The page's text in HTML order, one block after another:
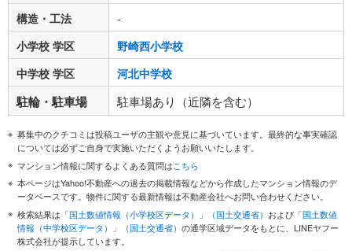
構造・工法
-
小学校 学区
野崎西小学校
中学校 学区
河北中学校
駐輪・駐車場 駐車場あり（近隣を含む）
募集中のクチコミは投稿ユーザの主観や意見に基づいています。最終的な事実確認
については必ずご自身で実施いただくようお願いいたします。
マンション情報に関するよくある質問はこちら
本ページはYahoo!不動産への過去の掲載情報などから作成したマンション情報のデ
ータベースです。物件に関する最新情報は不動産会社へお問い合わせください。
検索結果は 「国土数値情報（小学校区データ）」（国土交通省） および 「国土数値
情報（中学校区データ）」（国土交通省） の通学区域データをもとに、LINEヤフー
株式会社が提示しています。